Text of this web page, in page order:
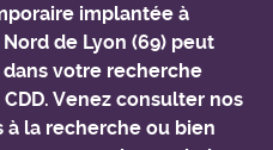
implantée à
de Lyon (69) peut
votre recherche
Venez consulter nos
à la recherche ou bien